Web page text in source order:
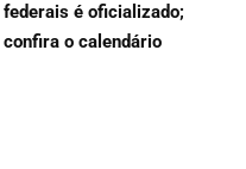
federais é oficializado;
confira o calendário